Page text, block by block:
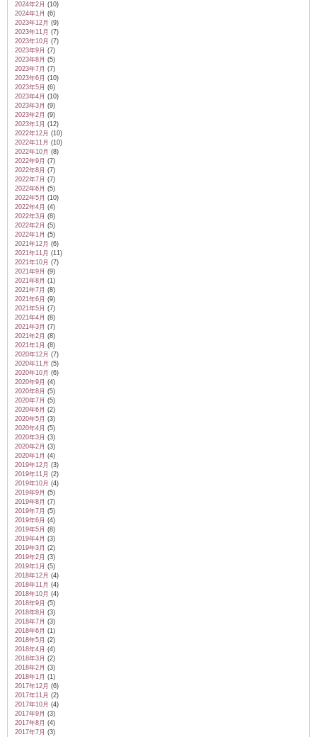
2024年2月 (10)
2024年1月 (6)
2023年12月 (9)
2023年11月 (7)
2023年10月 (7)
2023年9月 (7)
2023年8月 (5)
2023年7月 (7)
2023年6月 (10)
2023年5月 (6)
2023年4月 (10)
2023年3月 (9)
2023年2月 (9)
2023年1月 (12)
2022年12月 (10)
2022年11月 (10)
2022年10月 (8)
2022年9月 (7)
2022年8月 (7)
2022年7月 (7)
2022年6月 (5)
2022年5月 (10)
2022年4月 (4)
2022年3月 (8)
2022年2月 (5)
2022年1月 (5)
2021年12月 (6)
2021年11月 (11)
2021年10月 (7)
2021年9月 (9)
2021年8月 (1)
2021年7月 (8)
2021年6月 (9)
2021年5月 (7)
2021年4月 (8)
2021年3月 (7)
2021年2月 (8)
2021年1月 (8)
2020年12月 (7)
2020年11月 (5)
2020年10月 (6)
2020年9月 (4)
2020年8月 (5)
2020年7月 (5)
2020年6月 (2)
2020年5月 (3)
2020年4月 (5)
2020年3月 (3)
2020年2月 (3)
2020年1月 (4)
2019年12月 (3)
2019年11月 (2)
2019年10月 (4)
2019年9月 (5)
2019年8月 (7)
2019年7月 (5)
2019年6月 (4)
2019年5月 (8)
2019年4月 (3)
2019年3月 (2)
2019年2月 (3)
2019年1月 (5)
2018年12月 (4)
2018年11月 (4)
2018年10月 (4)
2018年9月 (5)
2018年8月 (3)
2018年7月 (3)
2018年6月 (1)
2018年5月 (2)
2018年4月 (4)
2018年3月 (2)
2018年2月 (3)
2018年1月 (1)
2017年12月 (6)
2017年11月 (2)
2017年10月 (4)
2017年9月 (3)
2017年8月 (4)
2017年7月 (3)